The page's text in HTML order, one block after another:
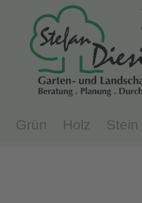
Grün Holz Stein